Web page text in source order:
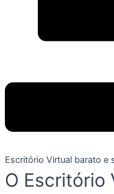
Escritório Virtual barato e
O Escritório